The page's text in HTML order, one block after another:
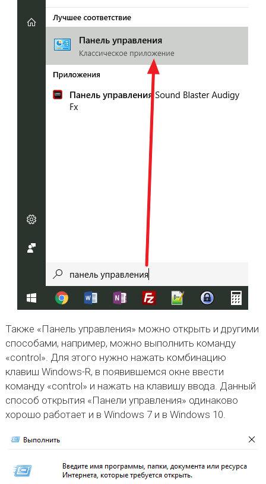
Также «Панель управления» можно открыть и другими
способами, например, можно выполнить команду
«control». Для этого нужно нажать комбинацию
клавиш Windows-R, в появившемся окне ввести
команду «control» и нажать на клавишу ввода. Данный
способ открытия «Панели управления» одинаково
хорошо работает и в Windows 7 и в Windows 10.